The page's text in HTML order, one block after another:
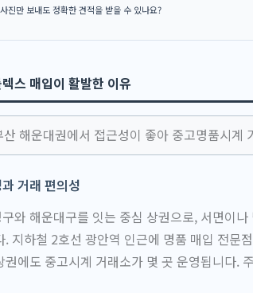
사진만 보내도 정확한 견적을 받을 수 있나요?
스 매입이 활발한 이유
해운대권에서 접근성이 좋아 중고명품시계
거래 편의성
와 해운대구를 잇는 중심 상권으로, 서면이
. 지하철 2호선 광안역 인근에 명품 매입 전문
권에도 중고시계 거래소가 몇 곳 운영됩니다.